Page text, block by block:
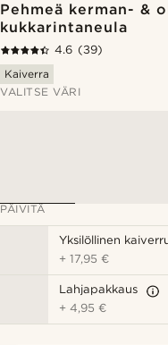
Pehmeä kerman- &
kukkarintaneula
4.6 (39)
Kaiverra
VALITSE VÄRI
PÄIVITÄ
Yksilöllinen
+17,95 €
Lahjapakkaus
+4,95 €